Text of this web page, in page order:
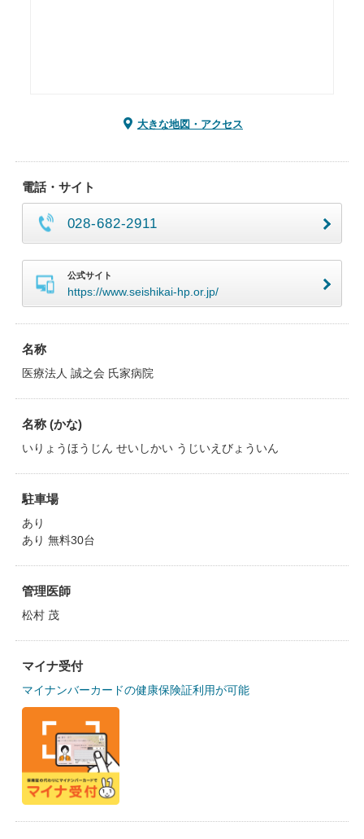
大きな地図・アクセス
電話・サイト
028-682-2911
公式サイト
https://www.seishikai-hp.or.jp/
名称
医療法人 誠之会 氏家病院
名称 (かな)
いりょうほうじん せいしかい うじいえびょういん
駐車場
あり
あり 無料30台
管理医師
松村 茂
マイナ受付
マイナンバーカードの健康保険証利用が可能